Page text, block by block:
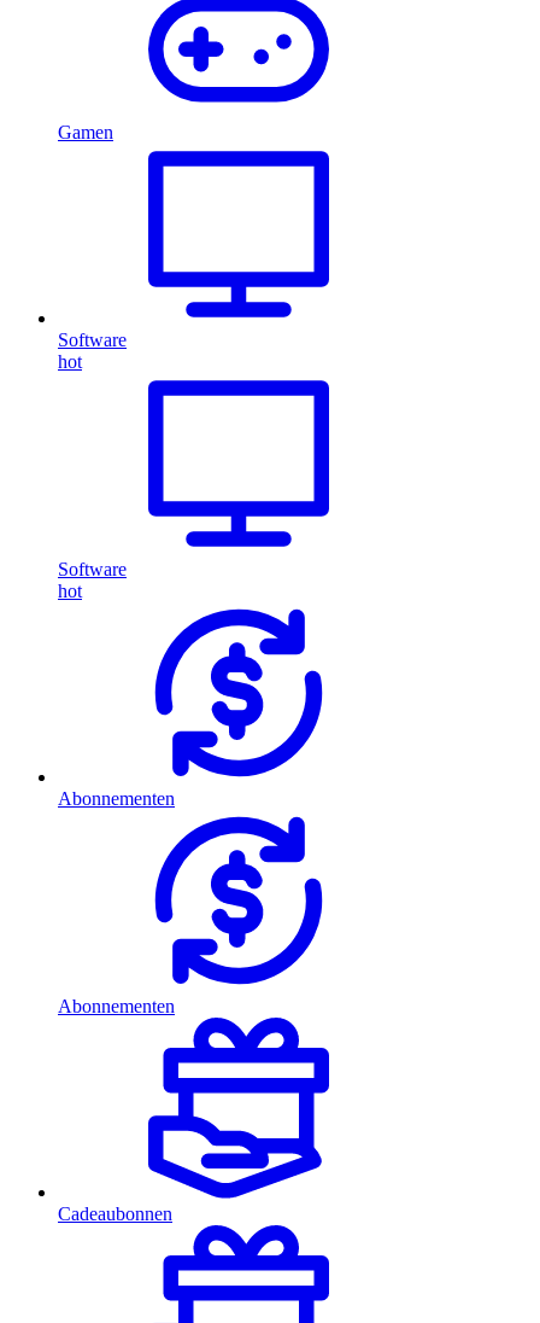
Gamen
Software
hot
Software
hot
Abonnementen
Abonnementen
Cadeaubonnen